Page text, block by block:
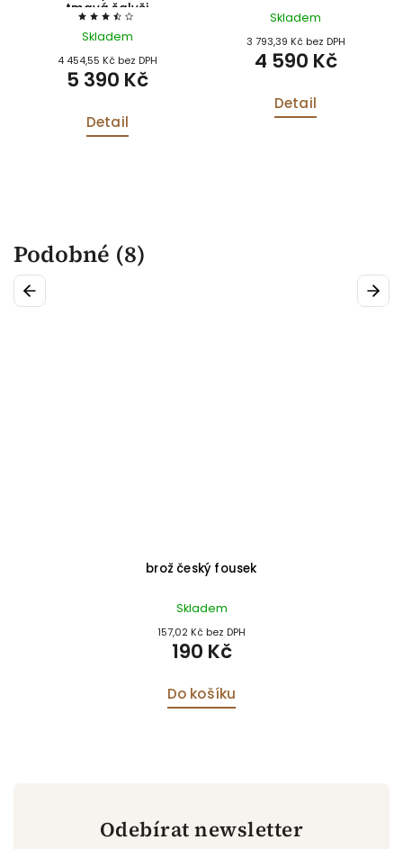
tmavá šalvěj
Skladem
4 454,55 Kč bez DPH
5 390 Kč
Detail
Skladem
3 793,39 Kč bez DPH
4 590 Kč
Detail
Podobné (8)
Previous
brož český fousek
Skladem
157,02 Kč bez DPH
190 Kč
Do košíku
Next
Odebírat newsletter